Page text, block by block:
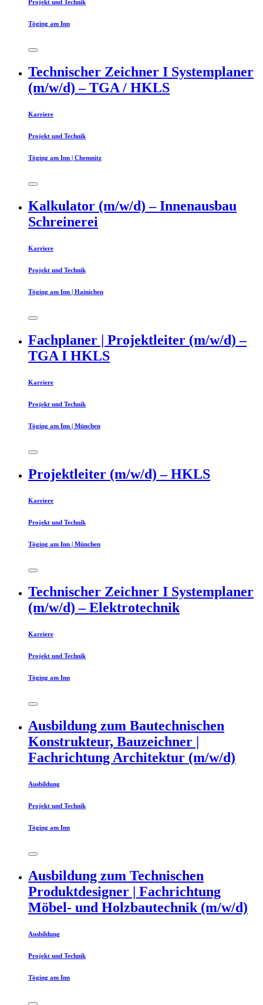
Projekt und Technik
Töging am Inn
Technischer Zeichner I Systemplaner
(m/w/d) – TGA / HKLS
Karriere
Projekt und Technik
Töging am Inn | Chemnitz
Kalkulator (m/w/d) – Innenausbau
Schreinerei
Karriere
Projekt und Technik
Töging am Inn | Hainichen
Fachplaner | Projektleiter (m/w/d) –
TGA I HKLS
Karriere
Projekt und Technik
Töging am Inn | München
Projektleiter (m/w/d) – HKLS
Karriere
Projekt und Technik
Töging am Inn | München
Technischer Zeichner I Systemplaner
(m/w/d) – Elektrotechnik
Karriere
Projekt und Technik
Töging am Inn
Ausbildung zum Bautechnischen
Konstrukteur, Bauzeichner |
Fachrichtung Architektur (m/w/d)
Ausbildung
Projekt und Technik
Töging am Inn
Ausbildung zum Technischen
Produktdesigner | Fachrichtung
Möbel- und Holzbautechnik (m/w/d)
Ausbildung
Projekt und Technik
Töging am Inn